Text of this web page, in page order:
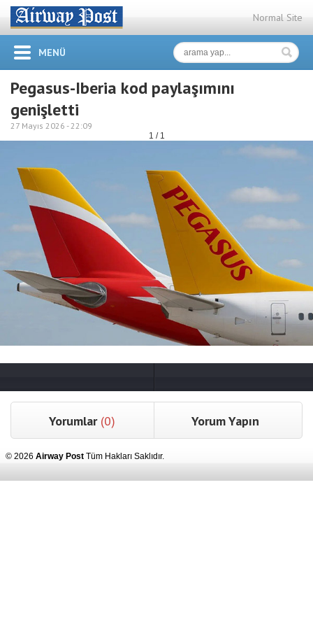
Normal Site
MENÜ
Pegasus-Iberia kod paylaşımını
genişletti
27 Mayıs 2026 -22:09
1 / 1
Yorumlar (0) Yorum Yapın
© 2026 Airway Post Tüm Hakları Saklıdır.